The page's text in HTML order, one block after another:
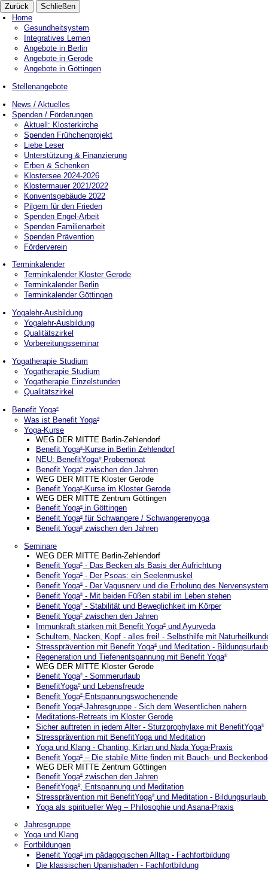
Zurück
Schließen
Home
Gesundheitsystem
Integratives Lernen
Angebote in Berlin
Angebote in Gerode
Angebote in Göttingen
Stellenangebote
News / Aktuelles
Spenden / Förderungen
Aktuell: Klosterkirche
Spenden Frühchenprojekt
Liebe Leser
Unterstützung & Finanzierung
Erben & Schenken
Klostersee 2024-2026
Klostermauer 2021/2022
Konventsgebäude 2022
Pilgern für den Frieden
Spenden Engel-Arbeit
Spenden Familienarbeit
Spenden Prävention
Förderverein
Terminkalender
Terminkalender Kloster Gerode
Terminkalender Berlin
Terminkalender Göttingen
Yogalehr-Ausbildung
Yogalehr-Ausbildung
Qualitätszirkel
Vorbereitungsseminar
Yogatherapie Studium
Yogatherapie Studium
Yogatherapie Einzelstunden
Qualitätszirkel
Benefit Yoga®
Was ist Benefit Yoga®
Yoga-Kurse
WEG DER MITTE Berlin-Zehlendorf
Benefit Yoga®-Kurse in Berlin Zehlendorf
NEU: BenefitYoga®Probemonat
Benefit Yoga®zwischen den Jahren
WEG DER MITTE Kloster Gerode
Benefit Yoga®-Kurse im Kloster Gerode
WEG DER MITTE Zentrum Göttingen
Benefit Yoga®in Göttingen
Benefit Yoga®für Schwangere / Schwangerenyoga
Benefit Yoga®zwischen den Jahren
Seminare
WEG DER MITTE Berlin-Zehlendorf
Benefit Yoga®- Das Becken als Basis der Aufrichtung
Benefit Yoga®- Der Psoas: ein Seelenmuskel
Benefit Yoga®- Der Vagusnerv und die Erholung des
Benefit Yoga®- Mit beiden Füßen stabil im Leben stehen
Benefit Yoga®- Stabilität und Beweglichkeit im Körper
Benefit Yoga®zwischen den Jahren
Immunkraft stärken mit Benefit Yoga®und Ayurveda
Schultern, Nacken, Kopf - alles frei! - Selbsthilfe mit
Stressprävention mit Benefit Yoga®und Meditation - Bildungsurlaub
Regeneration und Tiefenentspannung mit Benefit Yoga®
WEG DER MITTE Kloster Gerode
Benefit Yoga®- Sommerurlaub
BenefitYoga®und Lebensfreude
Benefit Yoga®-Entspannungswochenende
Benefit Yoga®-Jahresgruppe - Sich dem Wesentlichen nähern
Meditations-Retreats im Kloster Gerode
Sicher auftreten in jedem Alter - Sturzprophylaxe mit BenefitYoga®
Stressprävention mit BenefitYoga und Meditation
Yoga und Klang - Chanting, Kirtan und Nada Yoga-Praxis
Benefit Yoga®– Die stabile Mitte finden mit Bauch- und
WEG DER MITTE Zentrum Göttingen
Benefit Yoga®zwischen den Jahren
BenefitYoga®, Entspannung und Meditation
Stressprävention mit BenefitYoga®und Meditation - Bildungsurlaub
Yoga als spiritueller Weg – Philosophie und Asana-Praxis
Jahresgruppe
Yoga und Klang
Fortbildungen
Benefit Yoga®im pädagogischen Alltag - Fachfortbildung
Die klassischen Upanishaden - Fachfortbildung